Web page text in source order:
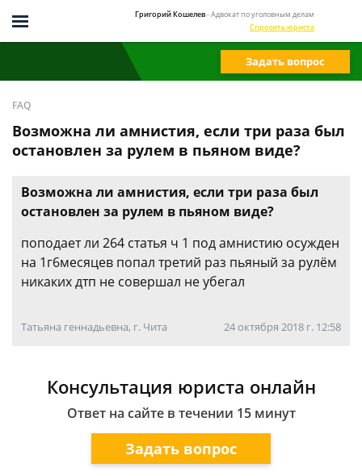
Григорий Кошелев- Адвокат по уголовным делам
Спросить юриста
Задать вопрос
FAQ
Возможна ли амнистия, если три раза был
остановлен за рулем в пьяном виде?
Возможна ли амнистия, если три раза был
остановлен за рулем в пьяном виде?
поподает ли 264 статья ч 1 под амнистию осужден
на 1г6месяцев попал третий раз пьяный за рулём
никаких дтп не совершал не убегал
Татьяна геннадьевна, г. Чита 24 октября 2018 г. 12:58
Консультация юриста онлайн
Ответ на сайте в течении 15 минут
Задать вопрос